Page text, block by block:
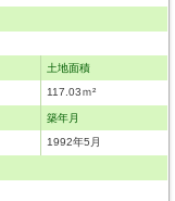
土地面積
117.03ｍ²
築年月
1992年5月